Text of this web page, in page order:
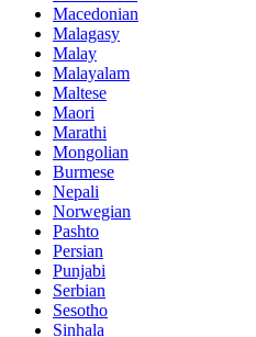
Macedonian
Malagasy
Malay
Malayalam
Maltese
Maori
Marathi
Mongolian
Burmese
Nepali
Norwegian
Pashto
Persian
Punjabi
Serbian
Sesotho
Sinhala